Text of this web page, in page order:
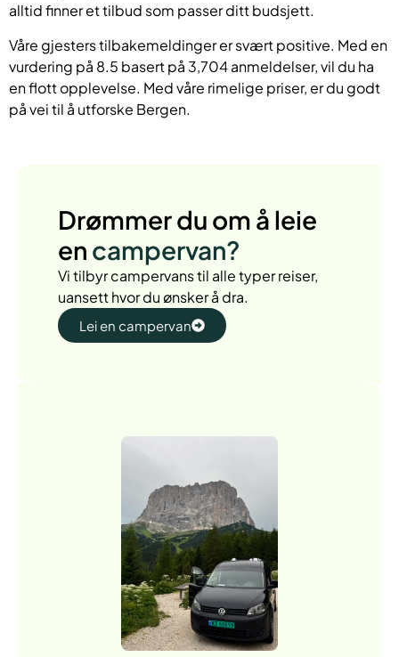
alltid finner et tilbud som passer ditt budsjett.
Våre gjesters tilbakemeldinger er svært positive. Med en
vurdering på 8.5 basert på 3,704 anmeldelser, vil du ha
en flott opplevelse. Med våre rimelige priser, er du godt
på vei til å utforske Bergen.
Drømmer du om å leie
en campervan?
Vi tilbyr campervans til alle typer reiser,
uansett hvor du ønsker å dra.
Lei en campervan